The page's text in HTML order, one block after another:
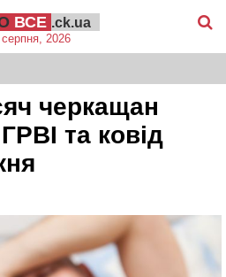
ВСЕ .ck.ua
2026
черкащан
та ковід